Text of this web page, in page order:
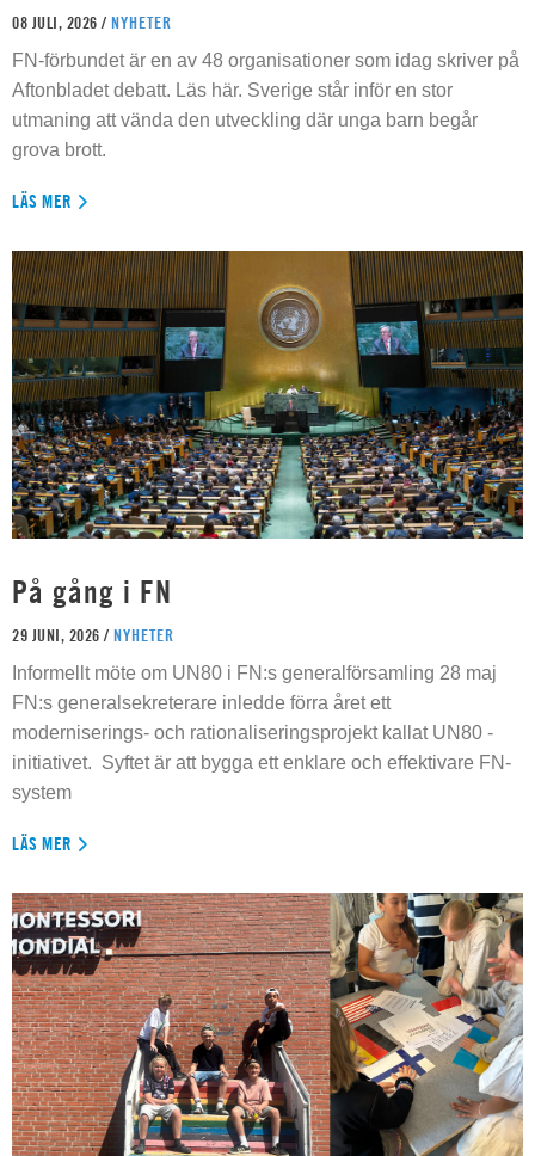
08 JULI, 2026 / NYHETER
FN-förbundet är en av 48 organisationer som idag skriver på
Aftonbladet debatt. Läs här. Sverige står inför en stor
utmaning att vända den utveckling där unga barn begår
grova brott.
LÄS MER
På gång i FN
29 JUNI, 2026 / NYHETER
Informellt möte om UN80 i FN:s generalförsamling 28 maj
FN:s generalsekreterare inledde förra året ett
moderniserings- och rationaliseringsprojekt kallat UN80 -
initiativet. Syftet är att bygga ett enklare och effektivare FN-
system
LÄS MER